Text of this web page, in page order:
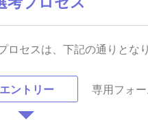
ロセスは、下記の通りとなり
エントリー 専用フォ